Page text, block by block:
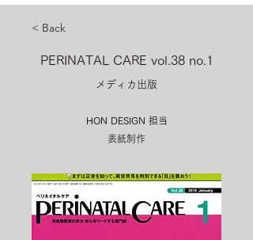
< Back
PERINATAL CARE vol.38 no.1
メディカ出版
HON DESIGN​ 担当
表紙制作